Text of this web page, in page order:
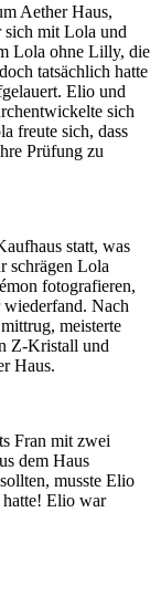
Aether Haus,
sich mit Lola und
Lola ohne Lilly, die
tatsächlich hatte
Elio und
sich
freute sich, dass
Prüfung zu
statt, was
schrägen Lola
fotografieren,
Nach
meisterte
Z-Kristall und
Haus.
Fran mit zwei
dem Haus
musste Elio
hatte! Elio war